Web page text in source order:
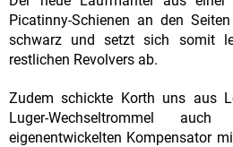
Picatinny-Schienen an den
schwarz und setzt sich somit
restlichen Revolvers ab.
Zudem schickte Korth uns aus
Luger-Wechseltrommel
eigenentwickelten Kompensator